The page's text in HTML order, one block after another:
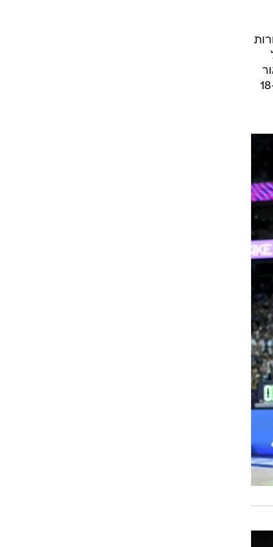
27 של
ההפרש העצום כל שחקני סרביה חילקו ביניהן את הדקות, וניקולה יוקיץ' הסתפק ב-6 נקודות ב-18